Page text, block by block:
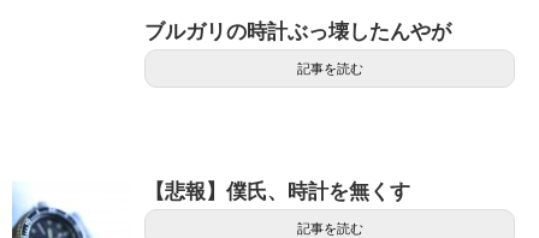
ブルガリの時計ぶっ壊したんやが
記事を読む
【悲報】僕氏、時計を無くす
記事を読む